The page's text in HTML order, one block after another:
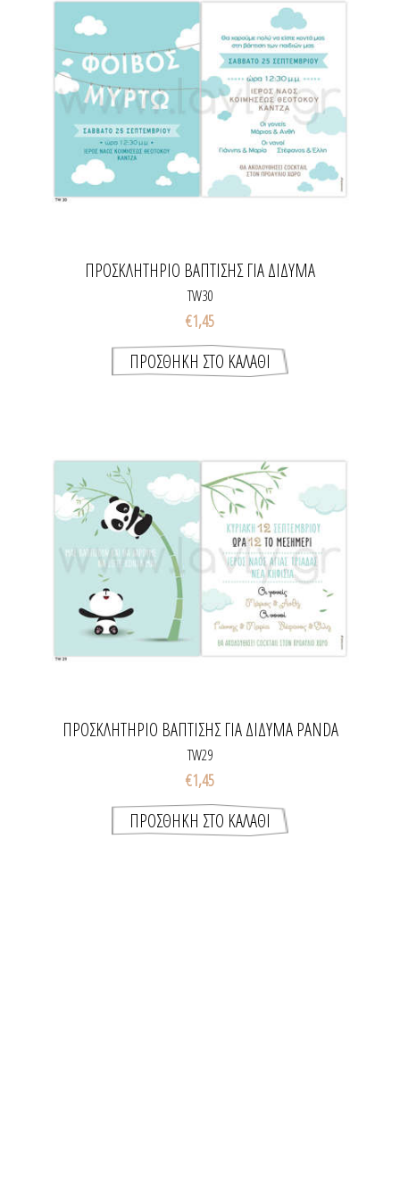
ΠΡΟΣΚΛΗΤΉΡΙΟ ΒΆΠΤΙΣΗΣ ΓΙΑ ΔΊΔΥΜΑ
TW30
€1,45
ΠΡΟΣΚΛΗΤΉΡΙΟ ΒΆΠΤΙΣΗΣ ΓΙΑ ΔΊΔΥΜΑ PANDA
TW29
€1,45